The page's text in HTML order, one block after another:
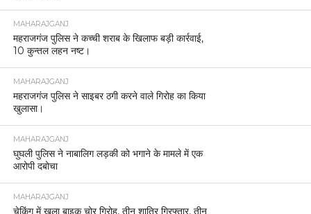
MAHARAJGANJ
महराजगंज पुलिस ने कच्ची शराब के खिलाफ बड़ी कार्रवाई,
10 कुन्तल लहन नष्ट।
MAHARAJGANJ
महराजगंज पुलिस ने साइबर ठगी करने वाले गिरोह का किया
खुलासा।
MAHARAJGANJ
घुघली पुलिस ने नाबालिग लड़की को भगाने के मामले में एक
आरोपी दबोचा
MAHARAJGANJ
चेकिंग में खुला बाइक चोर गिरोह, तीन शातिर गिरफ्तार, तीन